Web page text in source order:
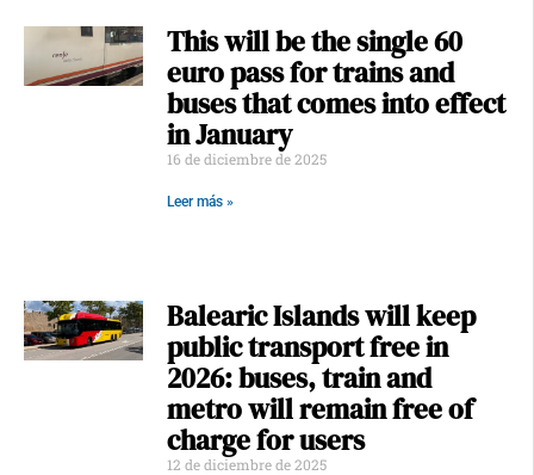
This will be the single 60
euro pass for trains and
buses that comes into effect
in January
16 de diciembre de 2025
Leer más »
Balearic Islands will keep
public transport free in
2026: buses, train and
metro will remain free of
charge for users
12 de diciembre de 2025